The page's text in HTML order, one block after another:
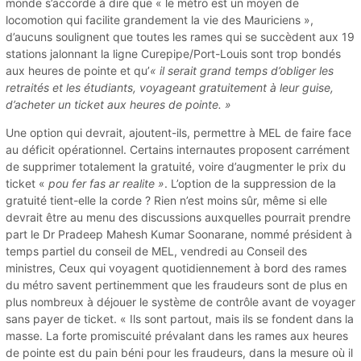
locomotion qui facilite grandement la vie des Mauriciens »,
d’aucuns soulignent que toutes les rames qui se succèdent aux 19
stations jalonnant la ligne Curepipe/Port-Louis sont trop bondés
aux heures de pointe et qu’« il serait grand temps d’obliger les
retraités et les étudiants, voyageant gratuitement à leur guise,
d’acheter un ticket aux heures de pointe. »
Une option qui devrait, ajoutent-ils, permettre à MEL de faire face
au déficit opérationnel. Certains internautes proposent carrément
de supprimer totalement la gratuité, voire d’augmenter le prix du
ticket « pou fer fas ar realite ». L’option de la suppression de la
gratuité tient-elle la corde ? Rien n’est moins sûr, même si elle
devrait être au menu des discussions auxquelles pourrait prendre
part le Dr Pradeep Mahesh Kumar Soonarane, nommé président à
temps partiel du conseil de MEL, vendredi au Conseil des
ministres, Ceux qui voyagent quotidiennement à bord des rames
du métro savent pertinemment que les fraudeurs sont de plus en
plus nombreux à déjouer le système de contrôle avant de voyager
sans payer de ticket. « Ils sont partout, mais ils se fondent dans la
masse. La forte promiscuité prévalant dans les rames aux heures
de pointe est du pain béni pour les fraudeurs, dans la mesure où il